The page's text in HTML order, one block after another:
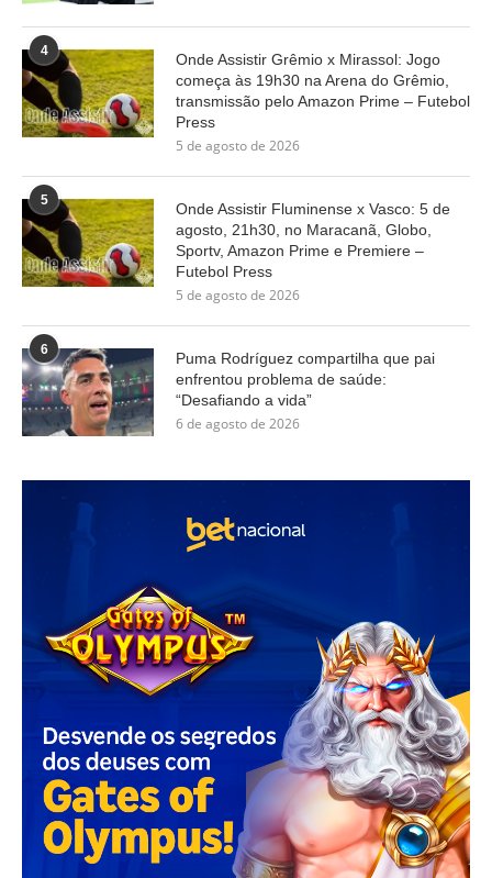
4
Onde Assistir Grêmio x Mirassol: Jogo
começa às 19h30 na Arena do Grêmio,
transmissão pelo Amazon Prime – Futebol
Press
5 de agosto de 2026
5
Onde Assistir Fluminense x Vasco: 5 de
agosto, 21h30, no Maracanã, Globo,
Sportv, Amazon Prime e Premiere –
Futebol Press
5 de agosto de 2026
6
Puma Rodríguez compartilha que pai
enfrentou problema de saúde:
“Desafiando a vida”
6 de agosto de 2026